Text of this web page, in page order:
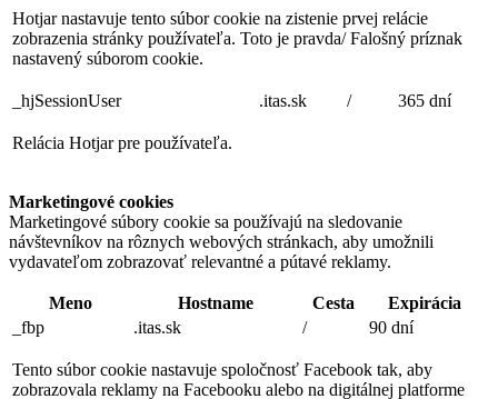
Hotjar nastavuje tento súbor cookie na zistenie prvej relácie
zobrazenia stránky používateľa. Toto je pravda/ Falošný príznak
nastavený súborom cookie.
_hjSessionUser .itas.sk / 365 dní
Relácia Hotjar pre používateľa.
Marketingové cookies
Marketingové súbory cookie sa používajú na sledovanie
návštevníkov na rôznych webových stránkach, aby umožnili
vydavateľom zobrazovať relevantné a pútavé reklamy.
Meno Hostname Cesta
Expirácia
_fbp
.itas.sk / 90 dní
Tento súbor cookie nastavuje spoločnosť Facebook tak, aby
zobrazovala reklamy na Facebooku alebo na digitálnej platforme